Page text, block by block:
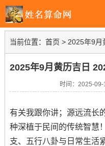
当前位置： 首页 > 2025年9月
2025年9月黄历吉日
时间：2025-
有关我跟你讲；源远流长
种深植于民间的传统智慧
支、五行八卦与日常生活